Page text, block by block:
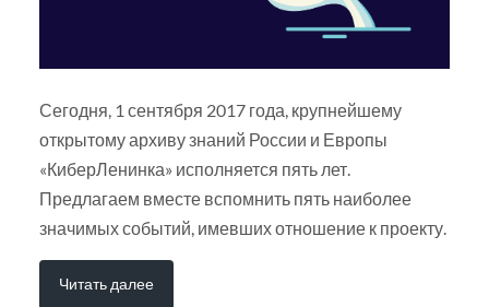
Сегодня, 1 сентября 2017 года, крупнейшему
открытому архиву знаний России и Европы
«КиберЛенинка» исполняется пять лет.
Предлагаем вместе вспомнить пять наиболее
значимых событий, имевших отношение к проекту.
Читать далее